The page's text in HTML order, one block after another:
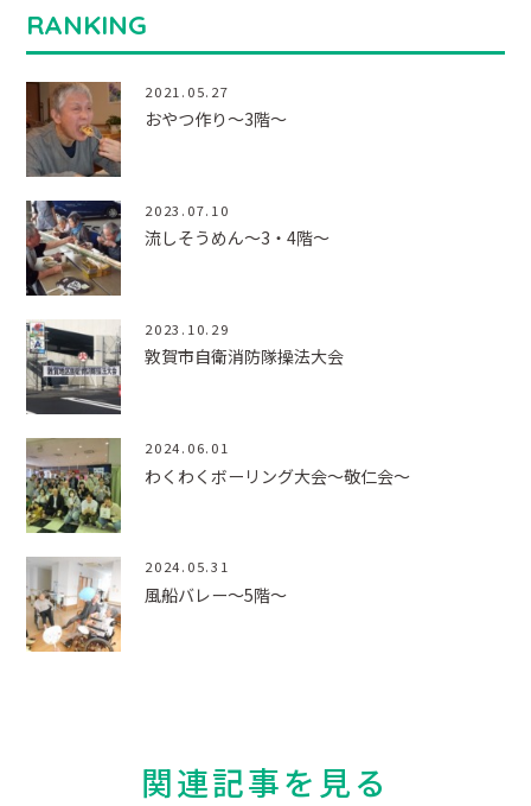
RANKING
2021.05.27
おやつ作り～3階～
2023.07.10
流しそうめん～3・4階～
2023.10.29
敦賀市自衛消防隊操法大会
2024.06.01
わくわくボーリング大会～敬仁会～
2024.05.31
風船バレー～5階～
関連記事を見る